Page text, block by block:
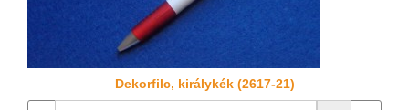
Dekorfilc, királykék (2617-21)